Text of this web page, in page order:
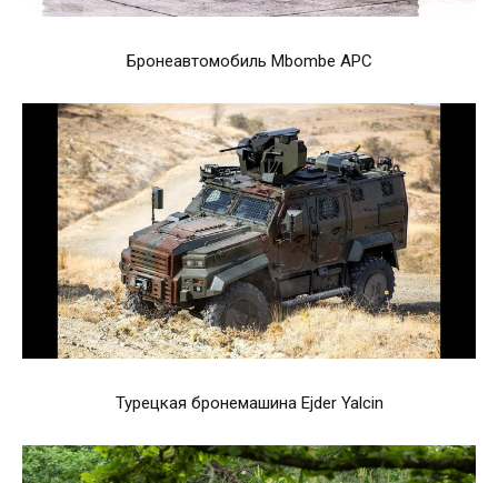
Бронеавтомобиль Mbombe APC
Турецкая бронемашина Ejder Yalcin